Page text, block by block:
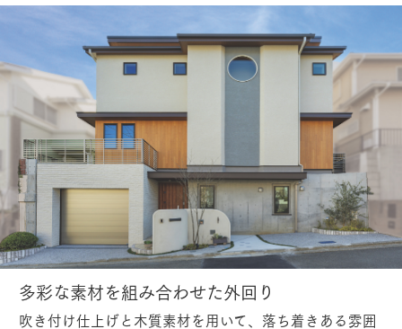
多彩な素材を組み合わせた外回り
吹き付け仕上げと木質素材を用いて、落ち着きある雰囲